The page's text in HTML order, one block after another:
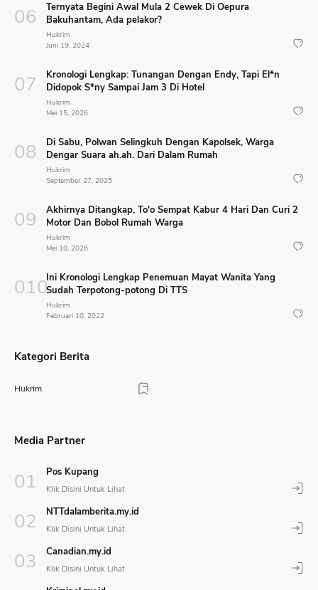
Ternyata Begini Awal Mula 2 Cewek Di Oepura
Bakuhantam, Ada pelakor?
Hukrim
Juni 19, 2024
Kronologi Lengkap: Tunangan Dengan Endy, Tapi El*n
Didopok S*ny Sampai Jam 3 Di Hotel
Hukrim
Mei 15, 2026
Di Sabu, Polwan Selingkuh Dengan Kapolsek, Warga
Dengar Suara ah.ah. Dari Dalam Rumah
Hukrim
September 27, 2025
Akhirnya Ditangkap, To'o Sempat Kabur 4 Hari Dan Curi 2
Motor Dan Bobol Rumah Warga
Hukrim
Mei 10, 2026
Ini Kronologi Lengkap Penemuan Mayat Wanita Yang
Sudah Terpotong-potong Di TTS
Hukrim
Februari 10, 2022
Kategori Berita
Hukrim
Media Partner
Pos Kupang
NTTdalamberita.my.id
Canadian.my.id